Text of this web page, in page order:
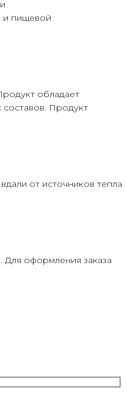
и пищевой
обладает
составов. Продукт
от источников тепла
оформления заказа